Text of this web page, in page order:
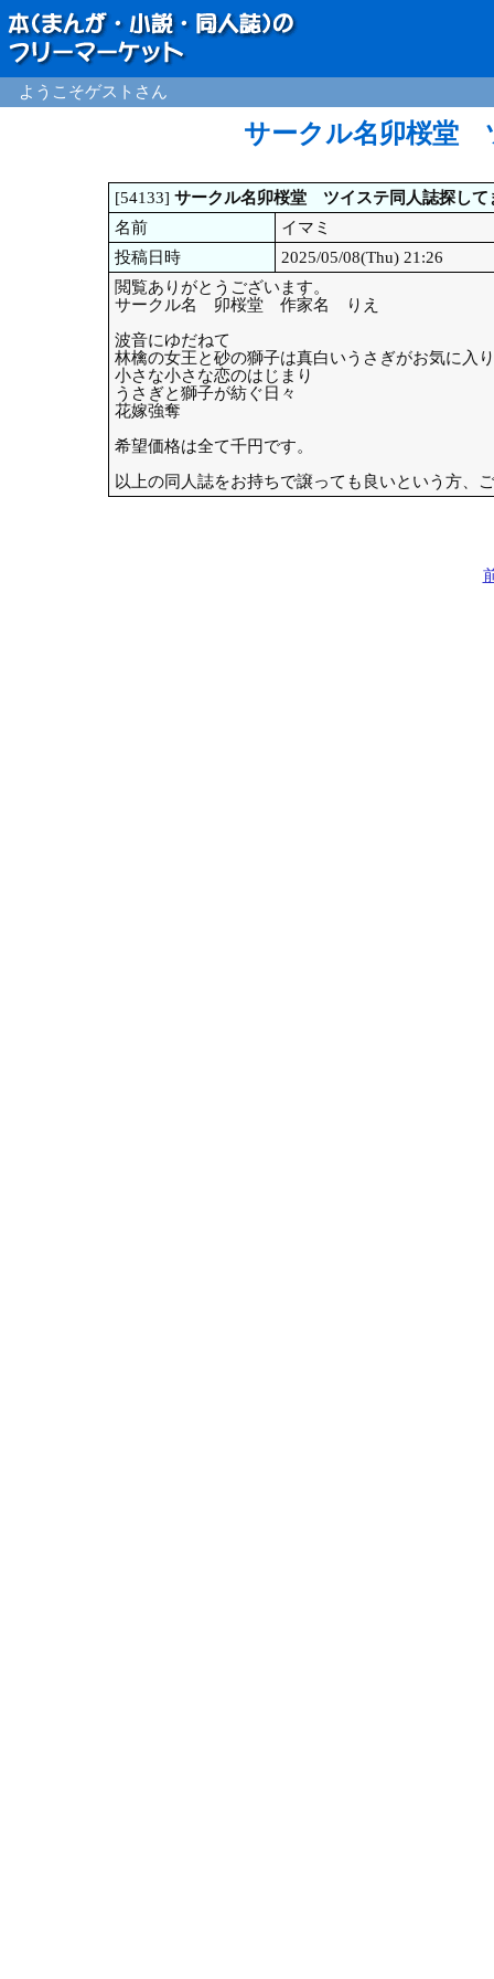
ようこそゲストさん
サークル名卯桜堂
[54133] サークル名卯桜堂 ツイステ同人誌探して
名前
イマミ
投稿日時
2025/05/08(Thu) 21:26
閲覧ありがとうございます。
サークル名 卯桜堂 作家名 りえ
波音にゆだねて
林檎の女王と砂の獅子は真白いうさぎがお気に入り
小さな小さな恋のはじまり
うさぎと獅子が紡ぐ日々
花嫁強奪
希望価格は全て千円です。
以上の同人誌をお持ちで譲っても良いという方、